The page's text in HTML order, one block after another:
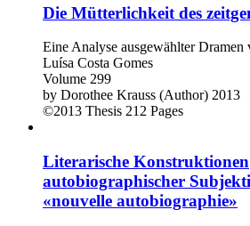
Die Mütterlichkeit des
Eine Analyse ausgewählter Dramen
Luísa Costa Gomes
Volume 299
by Dorothee Krauss (Author) 2013
©2013 Thesis 212 Pages
Literarische Konstruktionen
autobiographischer
«nouvelle autobiographie»